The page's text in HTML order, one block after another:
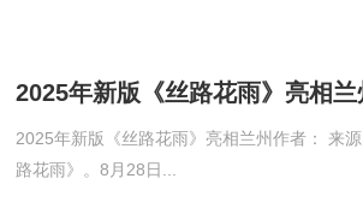
2025年新版《丝路花雨》亮相兰
2025年新版《丝路花雨》亮相兰州作者： 来
路花雨》。8月28日...